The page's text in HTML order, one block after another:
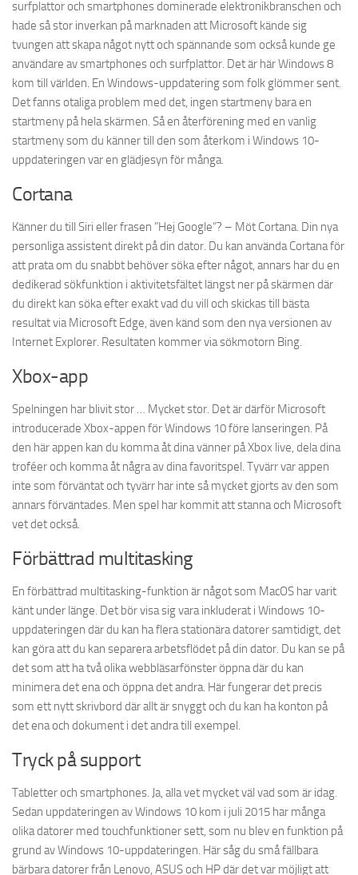
surfplattor och smartphones dominerade elektronikbranschen och
hade så stor inverkan på marknaden att Microsoft kände sig
tvungen att skapa något nytt och spännande som också kunde ge
användare av smartphones och surfplattor. Det är här Windows 8
kom till världen. En Windows-uppdatering som folk glömmer sent.
Det fanns otaliga problem med det, ingen startmeny bara en
startmeny på hela skärmen. Så en återförening med en vanlig
startmeny som du känner till den som återkom i Windows 10-
uppdateringen var en glädjesyn för många.
Cortana
Känner du till Siri eller frasen ”Hej Google”? – Möt Cortana. Din nya
personliga assistent direkt på din dator. Du kan använda Cortana för
att prata om du snabbt behöver söka efter något, annars har du en
dedikerad sökfunktion i aktivitetsfältet längst ner på skärmen där
du direkt kan söka efter exakt vad du vill och skickas till bästa
resultat via Microsoft Edge, även känd som den nya versionen av
Internet Explorer. Resultaten kommer via sökmotorn Bing.
Xbox-app
Spelningen har blivit stor … Mycket stor. Det är därför Microsoft
introducerade Xbox-appen för Windows 10 före lanseringen. På
den här appen kan du komma åt dina vänner på Xbox live, dela dina
troféer och komma åt några av dina favoritspel. Tyvärr var appen
inte som förväntat och tyvärr har inte så mycket gjorts av den som
annars förväntades. Men spel har kommit att stanna och Microsoft
vet det också.
Förbättrad multitasking
En förbättrad multitasking-funktion är något som MacOS har varit
känt under länge. Det bör visa sig vara inkluderat i Windows 10-
uppdateringen där du kan ha flera stationära datorer samtidigt, det
kan göra att du kan separera arbetsflödet på din dator. Du kan se på
det som att ha två olika webbläsarfönster öppna där du kan
minimera det ena och öppna det andra. Här fungerar det precis
som ett nytt skrivbord där allt är snyggt och du kan ha konton på
det ena och dokument i det andra till exempel.
Tryck på support
Tabletter och smartphones. Ja, alla vet mycket väl vad som är idag.
Sedan uppdateringen av Windows 10 kom i juli 2015 har många
olika datorer med touchfunktioner sett, som nu blev en funktion på
grund av Windows 10-uppdateringen. Här såg du små fällbara
bärbara datorer från Lenovo, ASUS och HP där det var möjligt att